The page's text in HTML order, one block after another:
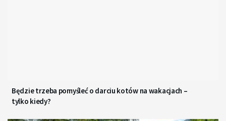
Będzie trzeba pomyśleć o darciu kotów na wakacjach –
tylko kiedy?